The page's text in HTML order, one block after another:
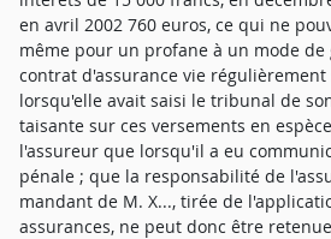
en avril 2002 760 euros, ce qui ne
même pour un profane à un mode
contrat d'assurance vie
lorsqu'elle avait saisi le tribunal de
taisante sur ces versements en
l'assureur que lorsqu'il a eu
pénale ; que la responsabilité de
mandant de M. X..., tirée de
assurances, ne peut donc être